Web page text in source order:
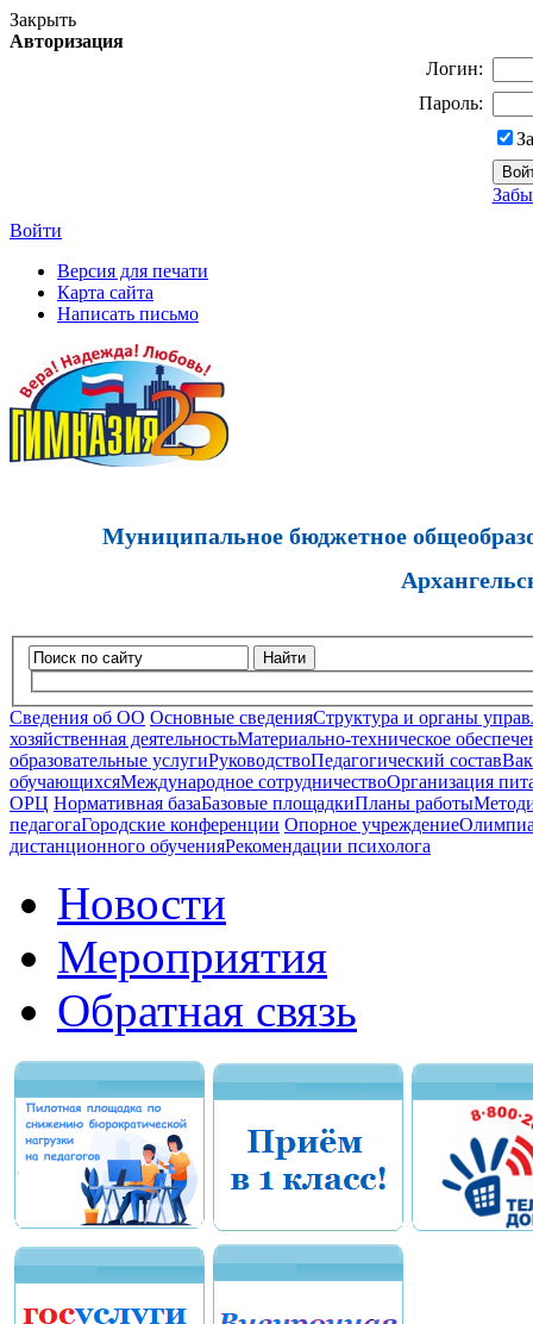
Закрыть
Авторизация
Логин:
Пароль:
Войти
Версия для печати
Карта сайта
Написать письмо
Муниципальное бюджетное
Найти
Сведения об ОО Основные сведенияСтруктура и органы
хозяйственная деятельностьМатериально-техническое
образовательные услугиРуководствоПедагогический состав
обучающихсяМеждународное сотрудничествоОрганизация
ОРЦ Нормативная базаБазовые площадкиПланы работы
педагогаГородские конференции Опорное учреждение
дистанционного обученияРекомендации психолога
Новости
Мероприятия
Обратная связь